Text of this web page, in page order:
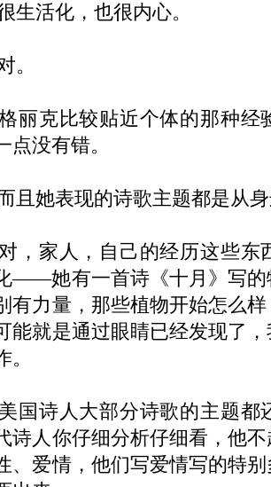
生活化，也很内心。
。
丽克比较贴近个体的那种经
点没有错。
且她表现的诗歌主题都是从
，家人，自己的经历这些东
——她有一首诗《十月》写的
有力量，那些植物开始怎么
能就是通过眼睛已经发现了
国诗人大部分诗歌的主题都
诗人你仔细分析仔细看，他
、爱情，他们写爱情写的特